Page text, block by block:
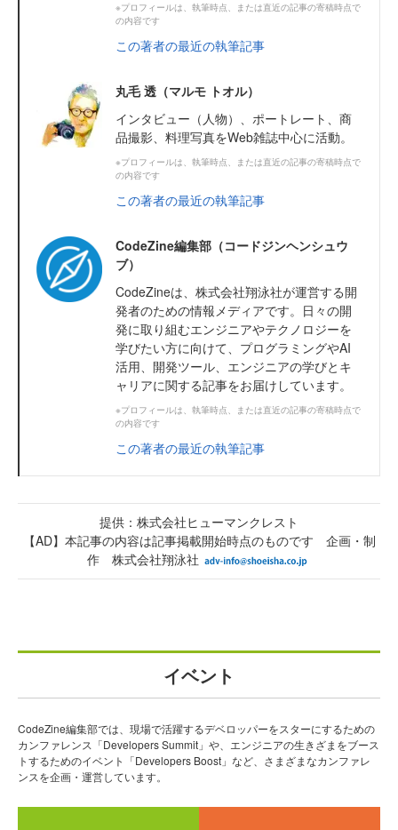
※プロフィールは、執筆時点、または直近の記事の寄稿時点で
の内容です
この著者の最近の執筆記事
丸毛 透（マルモ トオル）
インタビュー（人物）、ポートレート、商
品撮影、料理写真をWeb雑誌中心に活動。
※プロフィールは、執筆時点、または直近の記事の寄稿時点で
の内容です
この著者の最近の執筆記事
CodeZine編集部（コードジンヘンシュウ
ブ）
CodeZineは、株式会社翔泳社が運営する開
発者のための情報メディアです。日々の開
発に取り組むエンジニアやテクノロジーを
学びたい方に向けて、プログラミングやAI
活用、開発ツール、エンジニアの学びとキ
ャリアに関する記事をお届けしています。
※プロフィールは、執筆時点、または直近の記事の寄稿時点で
の内容です
この著者の最近の執筆記事
提供：株式会社ヒューマンクレスト
【AD】本記事の内容は記事掲載開始時点のものです 企画・制
作 株式会社翔泳社
イベント
CodeZine編集部では、現場で活躍するデベロッパーをスターにするための
カンファレンス「Developers Summit」や、エンジニアの生きざまをブース
トするためのイベント「Developers Boost」など、さまざまなカンファレ
ンスを企画・運営しています。